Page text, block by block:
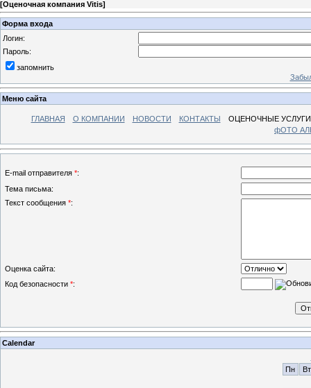
[Оценочная компания Vitis]
Форма входа
Логин:
Пароль:
запомнить
Меню сайта
ГЛАВНАЯ О КОМПАНИИ НОВОСТИ КОНТАКТЫ
ОЦЕНОЧНЫЕ УСЛУГИ
фОТО
E-mail отправителя *:
Тема письма:
Текст сообщения *:
Оценка сайта:
Код безопасности *:
Calendar
Пн
Вт